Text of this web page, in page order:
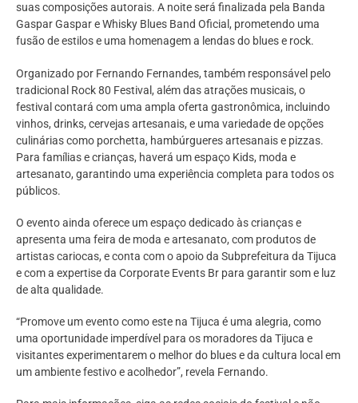
suas composições autorais. A noite será finalizada pela Banda
Gaspar Gaspar e Whisky Blues Band Oficial, prometendo uma
fusão de estilos e uma homenagem a lendas do blues e rock.
Organizado por Fernando Fernandes, também responsável pelo
tradicional Rock 80 Festival, além das atrações musicais, o
festival contará com uma ampla oferta gastronômica, incluindo
vinhos, drinks, cervejas artesanais, e uma variedade de opções
culinárias como porchetta, hambúrgueres artesanais e pizzas.
Para famílias e crianças, haverá um espaço Kids, moda e
artesanato, garantindo uma experiência completa para todos os
públicos.
O evento ainda oferece um espaço dedicado às crianças e
apresenta uma feira de moda e artesanato, com produtos de
artistas cariocas, e conta com o apoio da Subprefeitura da Tijuca
e com a expertise da Corporate Events Br para garantir som e luz
de alta qualidade.
“Promove um evento como este na Tijuca é uma alegria, como
uma oportunidade imperdível para os moradores da Tijuca e
visitantes experimentarem o melhor do blues e da cultura local em
um ambiente festivo e acolhedor”, revela Fernando.